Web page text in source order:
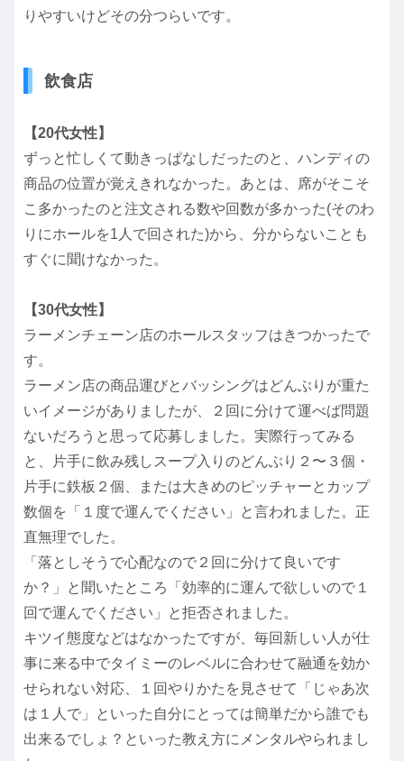
りやすいけどその分つらいです。
飲食店
【20代女性】
ずっと忙しくて動きっぱなしだったのと、ハンディの
商品の位置が覚えきれなかった。あとは、席がそこそ
こ多かったのと注文される数や回数が多かった(そのわ
りにホールを1人で回された)から、分からないことも
すぐに聞けなかった。
【30代女性】
ラーメンチェーン店のホールスタッフはきつかったで
す。
ラーメン店の商品運びとバッシングはどんぶりが重た
いイメージがありましたが、２回に分けて運べば問題
ないだろうと思って応募しました。実際行ってみる
と、片手に飲み残しスープ入りのどんぶり２〜３個・
片手に鉄板２個、または大きめのピッチャーとカップ
数個を「１度で運んでください」と言われました。正
直無理でした。
「落としそうで心配なので２回に分けて良いです
か？」と聞いたところ「効率的に運んで欲しいので１
回で運んでください」と拒否されました。
キツイ態度などはなかったですが、毎回新しい人が仕
事に来る中でタイミーのレベルに合わせて融通を効か
せられない対応、１回やりかたを見させて「じゃあ次
は１人で」といった自分にとっては簡単だから誰でも
出来るでしょ？といった教え方にメンタルやられまし